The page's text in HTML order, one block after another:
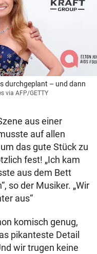
durchgeplant – und dann
via AFP/GETTY
aus einer
auf allen
das gute Stück zu
fest! „Ich kam
aus dem Bett
so der Musiker. „Wir
aus“
komisch genug,
pikanteste Detail
wir trugen keine